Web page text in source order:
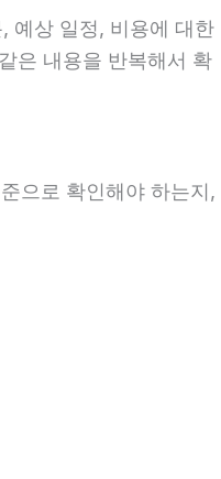
예상 일정, 비용에 대한
은 내용을 반복해서 확
으로 확인해야 하는지,